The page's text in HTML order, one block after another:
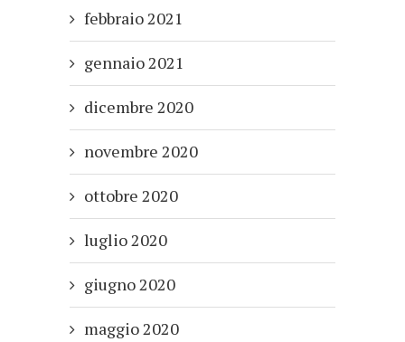
febbraio 2021
gennaio 2021
dicembre 2020
novembre 2020
ottobre 2020
luglio 2020
giugno 2020
maggio 2020